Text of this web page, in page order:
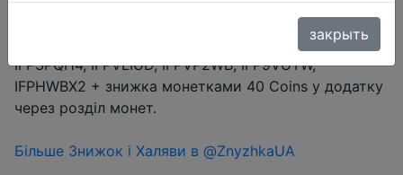
Промокод $3/$29 (10.34%) → IFPDRZ6K, IFP4HPGX,
IFP3PQH4, IFPVLIUD, IFPVP2WB, IFP9VUTW,
IFPHWBX2 + знижка монетками 40 Coins у додатку
через розділ монет.
Більше Знижок і Халяви в @ZnyzhkaUA
закрыть